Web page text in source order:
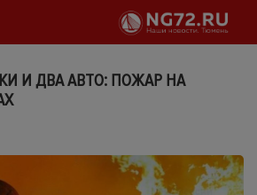
И ДВА АВТО: ПОЖАР НА